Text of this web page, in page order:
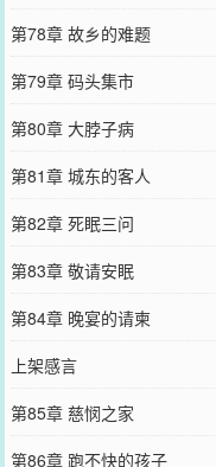
第78章 故乡的难题
第79章 码头集市
第80章 大脖子病
第81章 城东的客人
第82章 死眠三问
第83章 敬请安眠
第84章 晚宴的请柬
上架感言
第85章 慈悯之家
第86章 跑不快的孩子